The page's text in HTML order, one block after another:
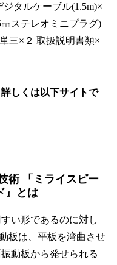
タルケーブル(1.5m)×
ステレオミニプラグ)
三×２ 取扱説明書類×
しくは以下サイトで
術 「ミライスピー
』とは
い形であるのに対し
板は、平板を湾曲させ
動板から発せられる